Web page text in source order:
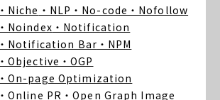
・Niche ・NLP ・No-code ・Nofollow
・Noindex ・Notification
・Notification Bar ・NPM
・Objective ・OGP
・On-page Optimization
・Online PR ・Open Graph Image